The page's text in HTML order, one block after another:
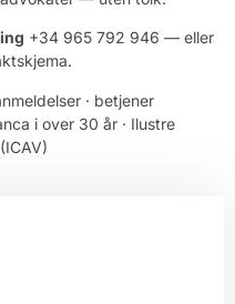
+34 965 792 946 — eller
.
· betjener
i over 30 år · Ilustre